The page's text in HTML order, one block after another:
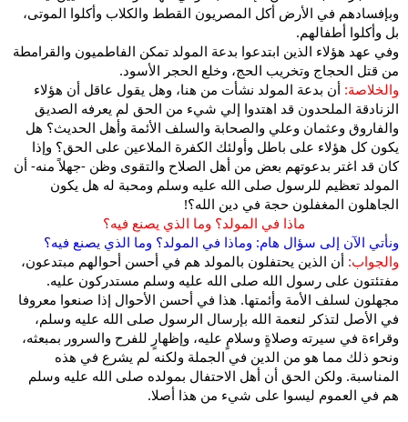
وبإفسادهم في الأرض أكل المصريون القطط والكلاب وأكلوا الموتى،
بل وأكلوا أطفالهم.
وفي عهد هؤلاء الذين ابتدعوا بدعة المولد تمكن الفاطميون والقرامطة
من قتل الحجاج وتخريب الحج، وخلع الحجر الأسود.
والخلاصة: أن بدعة المولد نشأت من هنا، وهل يقول عاقل أن هؤلاء
الزنادقة الملحدون قد اهتدوا إلي شيء من الحق لم يعرفه الصديق
والفاروق وعثمان وعلي والصحابة والسلف الأئمة وأهل الحديث؟ هل
يكون كل هؤلاء على باطل وأولئك الكفرة الملاعين على الحق؟ وإذا
كان قد اغتر بدعوتهم بعض من أهل الصلاح والتقوى وظن -جهلاً منه- أن
المولد تعظيم للرسول صلى الله عليه وسلم ومحبة له هل يكون
الجاهلون المغفلون حجة في دين الله؟!
ماذا في المولد؟ وما الذي يصنع فيه؟
ونأتي الآن إلى سؤال هام: وماذا في المولد؟ وما الذي يصنع فيه؟
والجواب: أن الذين يحتفلون بالمولد هم في أحسن أحوالهم مبتدعون،
مفتئتون على رسول الله صلى الله عليه وسلم مستدركون عليه.
مجهلون لسلف الأمة وأئمتها. هذا في أحسن الأحوال إذا صنعوا معروفا
في الأصل لتذكر لنعمة الله بإرسال الرسول صلى الله عليه وسلم،
وقراءة في سيرته وصلاةٍ وسلامٍ عليه، وإظهارٍ للفرح والسرور بمبعثه،
ونحو ذلك مما هو من الدين في الجملة ولكنه لم يشرع في هذه
المناسبة. ولكن الحق أن أهل الاحتفال بمولده صلى الله عليه وسلم
هم في العموم ليسوا على شيء من هذا أصلا.